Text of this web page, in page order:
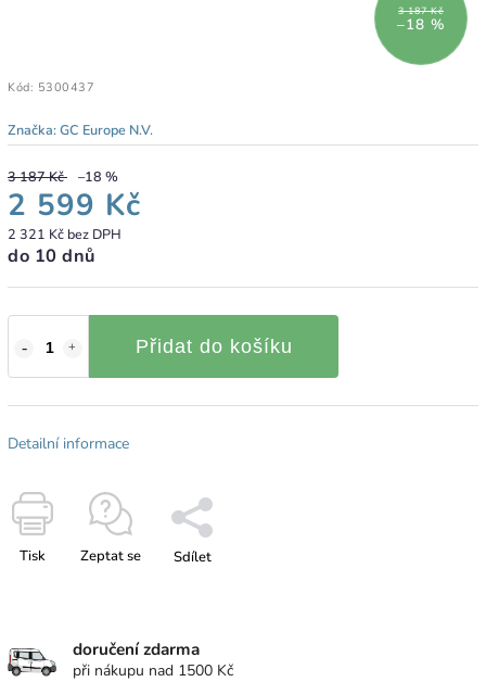
3 187 Kč
–18 %
Kód: 5300437
Značka:GC Europe N.V.
3 187 Kč –18 %
2 599 Kč
2 321 Kč bez DPH
do 10 dnů
Přidat do košíku
Detailní informace
Tisk Zeptat se Sdílet
doručení zdarma
při nákupu nad 1500 Kč